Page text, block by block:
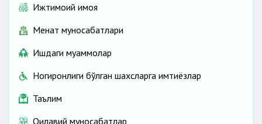
Ижтимоий ҳимоя
Меҳнат муносабатлари
Ишдаги муаммолар
Ногиронлиги бўлган шахсларга имтиёзлар
Таълим
Оилавий муносабатлар